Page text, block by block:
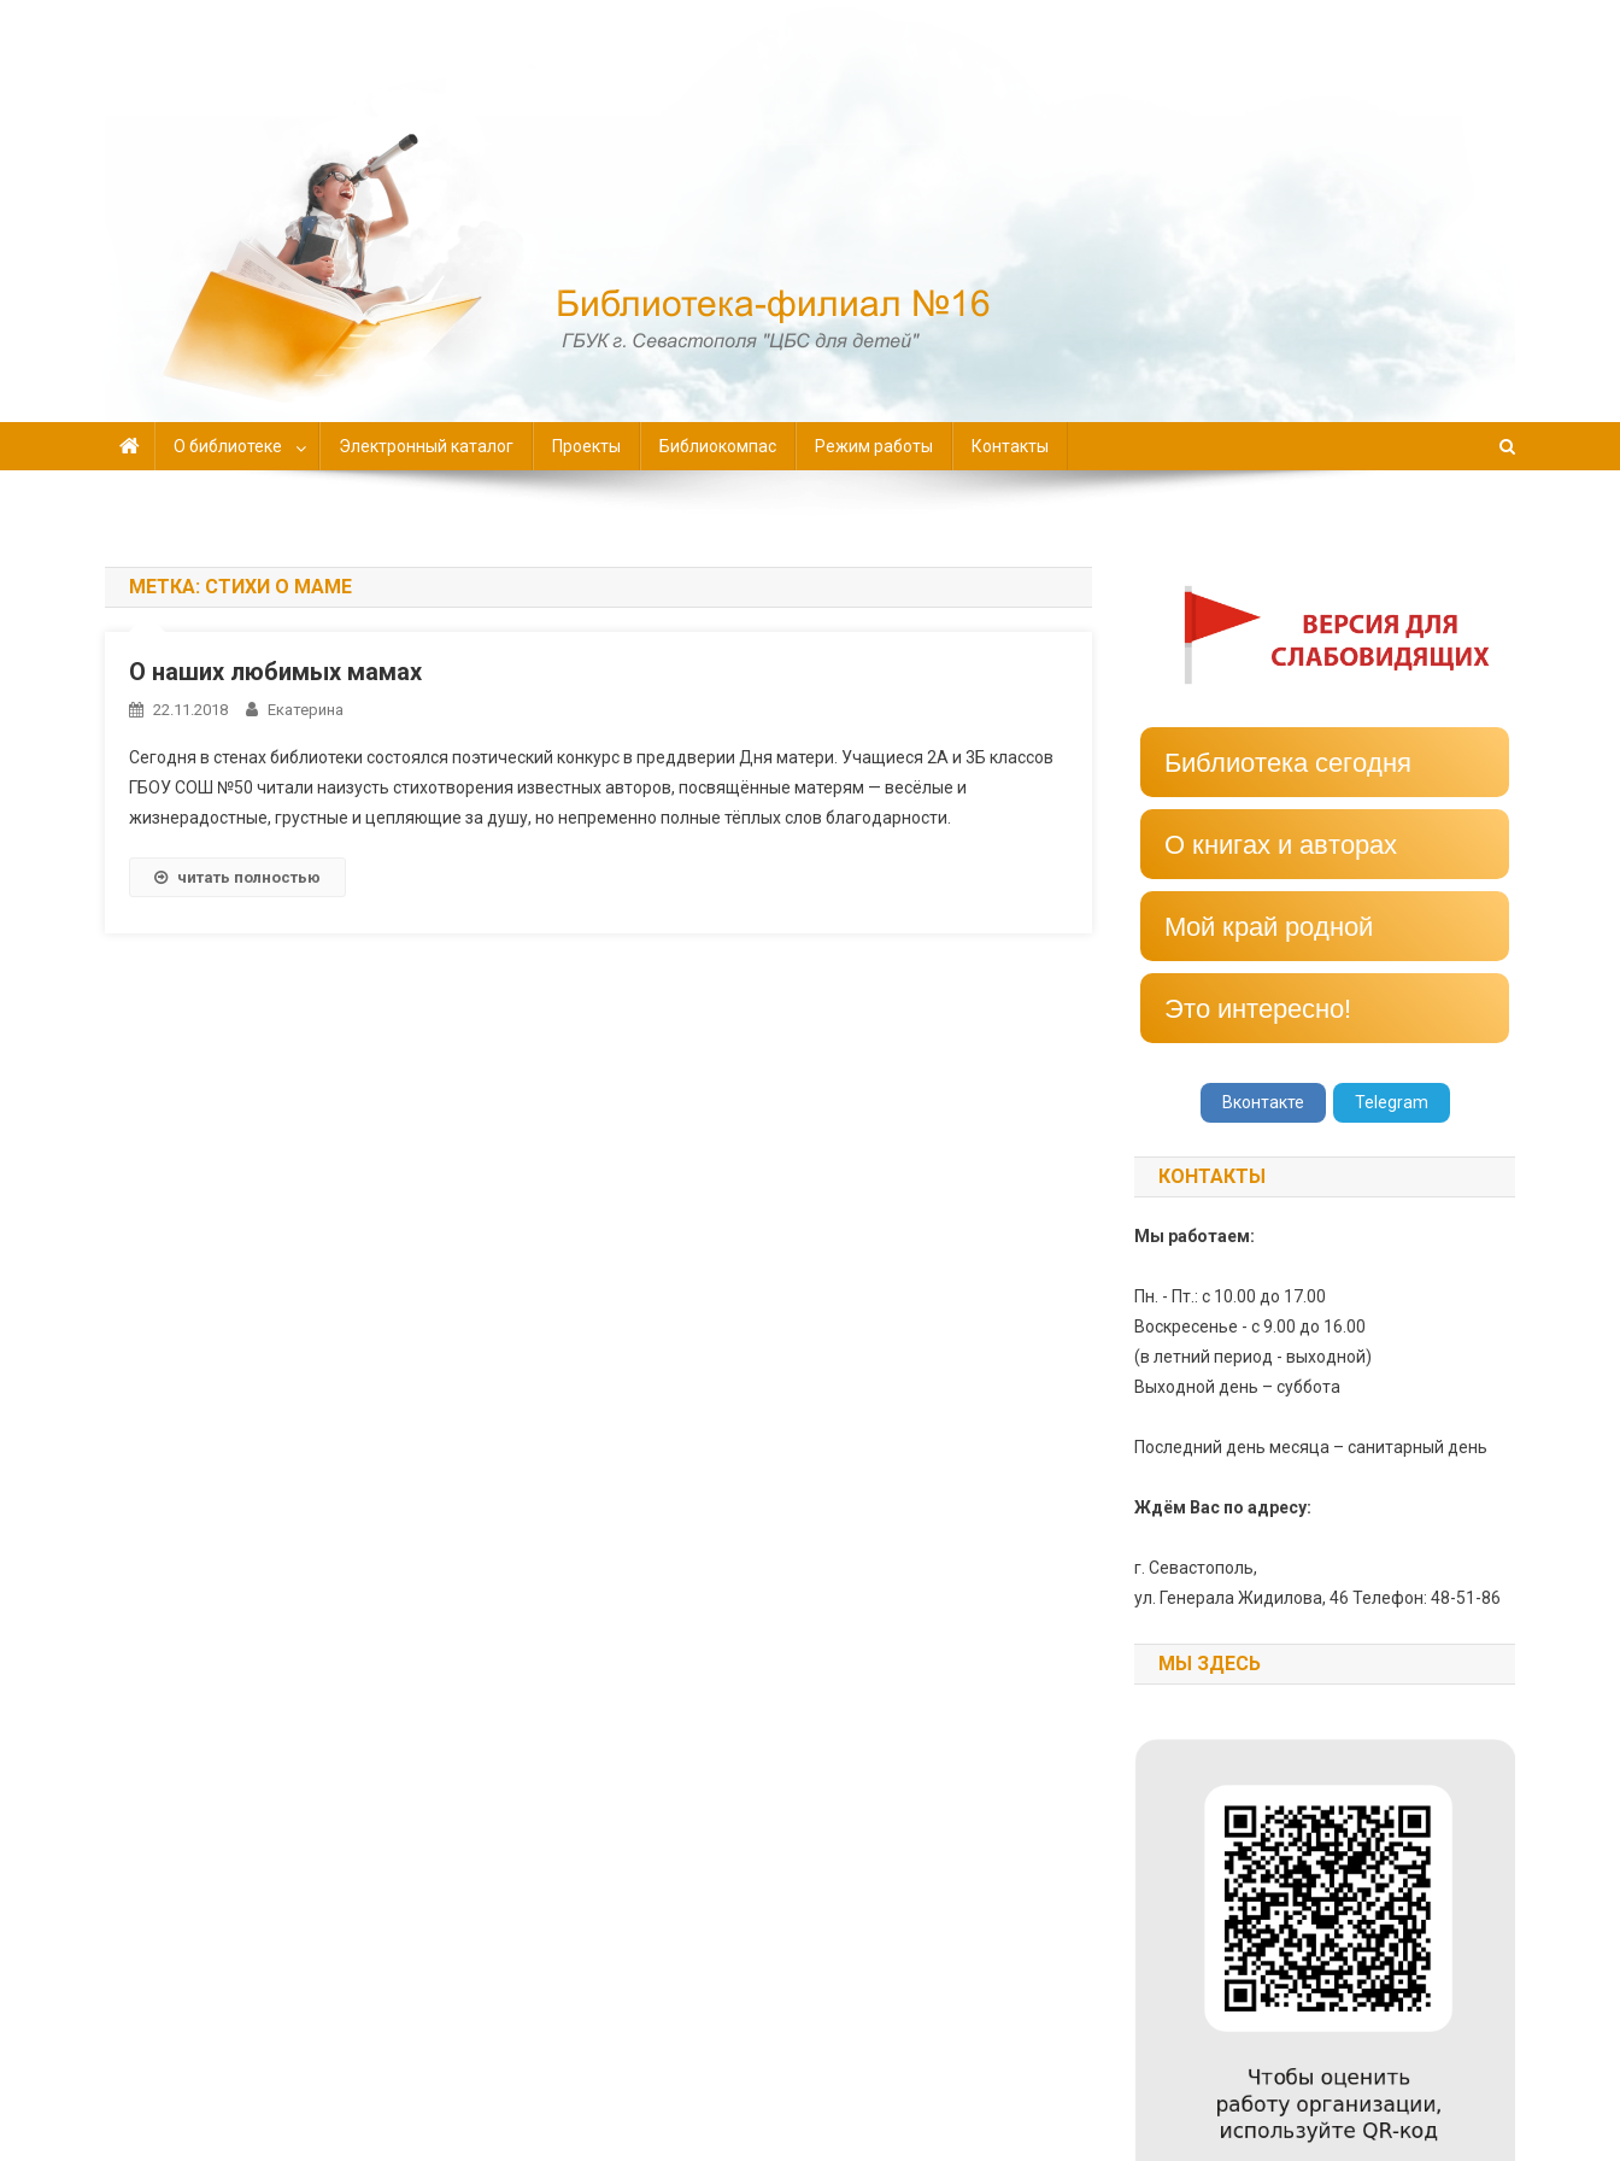
О библиотеке Электронный каталог Проекты Библиокомпас Режим работы Контакты
МЕТКА: СТИХИ О МАМЕ
О наших любимых мамах
22.11.2018 Екатерина
Сегодня в стенах библиотеки состоялся поэтический конкурс в преддверии Дня матери. Учащиеся 2А и 3Б классов
ГБОУ СОШ №50 читали наизусть стихотворения известных авторов, посвящённые матерям — весёлые и
жизнерадостные, грустные и цепляющие за душу, но непременно полные тёплых слов благодарности.
читать полностью
Библиотека сегодня
О книгах и авторах
Мой край родной
Это интересно!
Вконтакте Telegram
КОНТАКТЫ
Мы работаем:
Пн. - Пт.: с 10.00 до 17.00
Воскресенье - с 9.00 до 16.00
(в летний период - выходной)
Выходной день – суббота
Последний день месяца – санитарный день
Ждём Вас по адресу:
г. Севастополь,
ул. Генерала Жидилова, 46 Телефон: 48-51-86
МЫ ЗДЕСЬ